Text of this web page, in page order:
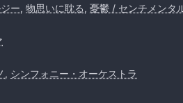
ー, 物思いに耽る , 憂鬱 / センチメンタ
, シンフォニー・オーケストラ